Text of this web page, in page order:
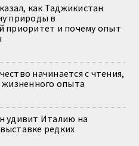
как Таджикистан
природы в
приоритет и почему опыт
начинается с чтения,
опыта
удивит Италию на
редких